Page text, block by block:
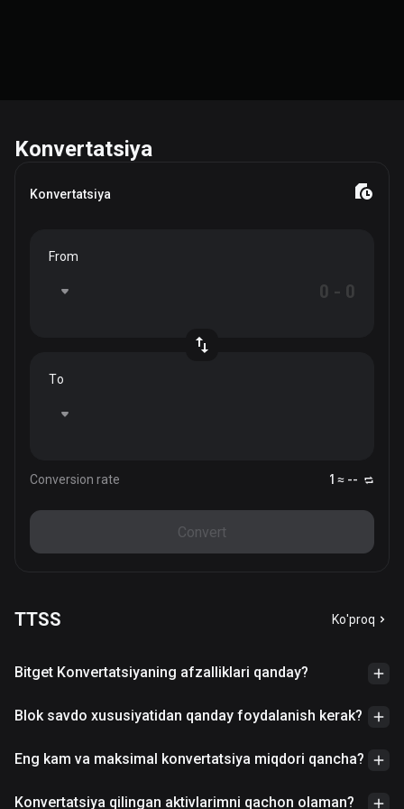
Konvertatsiya
Konvertatsiya
From
To
Conversion rate 1 ≈ --
Convert
TTSS Ko'proq
Bitget Konvertatsiyaning afzalliklari qanday?
Blok savdo xususiyatidan qanday foydalanish kerak?
Eng kam va maksimal konvertatsiya miqdori qancha?
Konvertatsiya qilingan aktivlarimni qachon olaman?